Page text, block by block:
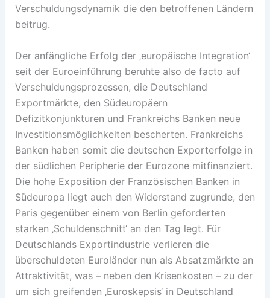
Verschuldungsdynamik die den betroffenen Ländern
beitrug.
Der anfängliche Erfolg der ‚europäische Integration‘
seit der Euroeinführung beruhte also de facto auf
Verschuldungsprozessen, die Deutschland
Exportmärkte, den Südeuropäern
Defizitkonjunkturen und Frankreichs Banken neue
Investitionsmöglichkeiten bescherten. Frankreichs
Banken haben somit die deutschen Exporterfolge in
der südlichen Peripherie der Eurozone mitfinanziert.
Die hohe Exposition der Französischen Banken in
Südeuropa liegt auch den Widerstand zugrunde, den
Paris gegenüber einem von Berlin geforderten
starken ‚Schuldenschnitt‘ an den Tag legt. Für
Deutschlands Exportindustrie verlieren die
überschuldeten Euroländer nun als Absatzmärkte an
Attraktivität, was – neben den Krisenkosten – zu der
um sich greifenden ‚Euroskepsis‘ in Deutschland